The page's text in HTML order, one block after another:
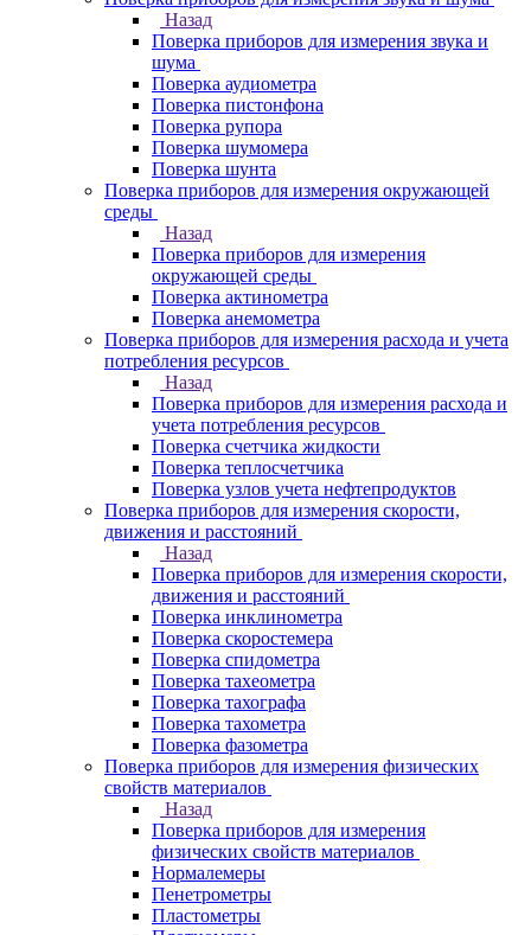
Назад
Поверка приборов для измерения звука и
шума
Поверка аудиометра
Поверка пистонфона
Поверка рупора
Поверка шумомера
Поверка шунта
Поверка приборов для измерения окружающей
среды
Назад
Поверка приборов для измерения
окружающей среды
Поверка актинометра
Поверка анемометра
Поверка приборов для измерения расхода и учета
потребления ресурсов
Назад
Поверка приборов для измерения расхода и
учета потребления ресурсов
Поверка счетчика жидкости
Поверка теплосчетчика
Поверка узлов учета нефтепродуктов
Поверка приборов для измерения скорости,
движения и расстояний
Назад
Поверка приборов для измерения скорости,
движения и расстояний
Поверка инклинометра
Поверка скоростемера
Поверка спидометра
Поверка тахеометра
Поверка тахографа
Поверка тахометра
Поверка фазометра
Поверка приборов для измерения физических
свойств материалов
Назад
Поверка приборов для измерения
физических свойств материалов
Нормалемеры
Пенетрометры
Пластометры